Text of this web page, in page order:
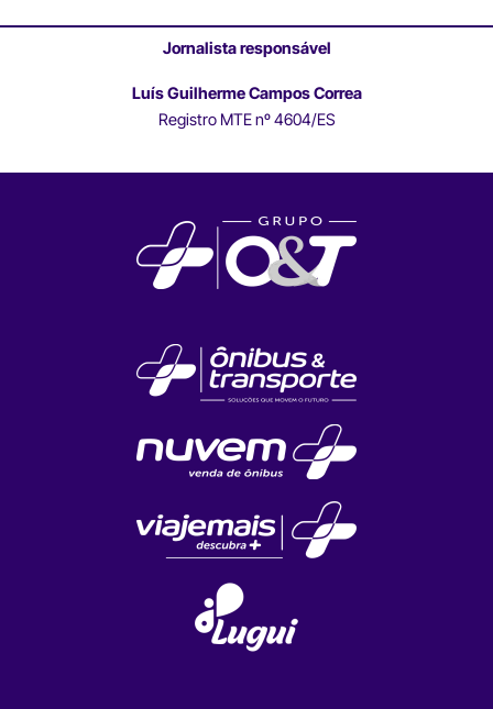
Jornalista responsável
Luís Guilherme Campos Correa
Registro MTE nº 4604/ES